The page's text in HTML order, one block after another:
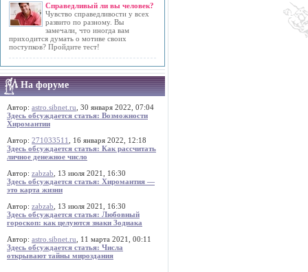
Справедливый ли вы человек?
Чувство справедливости у всех
развито по разному. Вы
замечали, что иногда вам
приходится думать о мотиве своих
поступков? Пройдите тест!
На форуме
Автор: astro.sibnet.ru , 30 января 2022, 07:04
Здесь обсуждается статья: Возможности
Хиромантии
Автор: 271033511
, 16 января 2022, 12:18
Здесь обсуждается статья: Как рассчитать
личное денежное число
Автор: zabzab , 13 июля 2021, 16:30
Здесь обсуждается статья: Хиромантия —
это карта жизни
Автор: zabzab , 13 июля 2021, 16:30
Здесь обсуждается статья: Любовный
гороскоп: как целуются знаки Зодиака
Автор: astro.sibnet.ru , 11 марта 2021, 00:11
Здесь обсуждается статья: Числа
открывают тайны мироздания